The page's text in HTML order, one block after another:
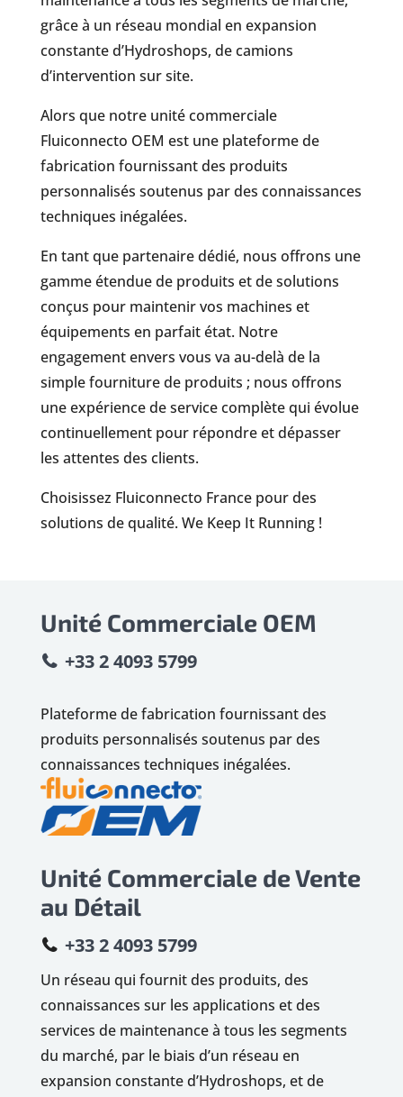
grâce à un réseau mondial en expansion
constante d’Hydroshops, de camions
d’intervention sur site.
Alors que notre unité commerciale
Fluiconnecto OEM est une plateforme de
fabrication fournissant des produits
personnalisés soutenus par des connaissances
techniques inégalées.
En tant que partenaire dédié, nous offrons une
gamme étendue de produits et de solutions
conçus pour maintenir vos machines et
équipements en parfait état. Notre
engagement envers vous va au-delà de la
simple fourniture de produits ; nous offrons
une expérience de service complète qui évolue
continuellement pour répondre et dépasser
les attentes des clients.
Choisissez Fluiconnecto France pour des
solutions de qualité. We Keep It Running !
Unité Commerciale OEM
+33 2 4093 5799
Plateforme de fabrication fournissant des
produits personnalisés soutenus par des
connaissances techniques inégalées.
Unité Commerciale de Vente
au Détail
+33 2 4093 5799
Un réseau qui fournit des produits, des
connaissances sur les applications et des
services de maintenance à tous les segments
du marché, par le biais d’un réseau en
expansion constante d’Hydroshops, et de